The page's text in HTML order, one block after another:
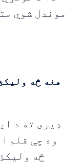
موندل شوي
هغه څه
ډیری ته د
وه چې قلم
څه